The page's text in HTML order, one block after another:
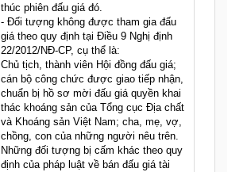
thúc phiên đấu giá đó.
- Đối tượng không được tham gia đấu
giá theo quy định tại Điều 9 Nghị định
22/2012/NĐ-CP, cụ thể là:
Chủ tịch, thành viên Hội đồng đấu giá;
cán bộ công chức được giao tiếp nhận,
chuẩn bị hồ sơ mời đấu giá quyền khai
thác khoáng sản của Tổng cục Địa chất
và Khoáng sản Việt Nam; cha, mẹ, vợ,
chồng, con của những người nêu trên.
Những đối tượng bị cấm khác theo quy
định của pháp luật về bán đấu giá tài